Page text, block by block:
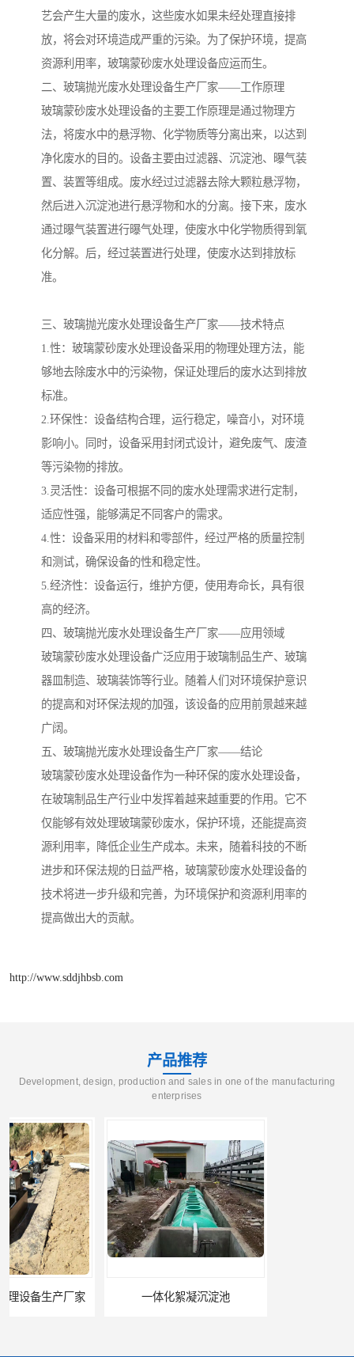
艺会产生大量的废水，这些废水如果未经处理直接排
放，将会对环境造成严重的污染。为了保护环境，提高
资源利用率，玻璃蒙砂废水处理设备应运而生。
二、玻璃抛光废水处理设备生产厂家——工作原理
玻璃蒙砂废水处理设备的主要工作原理是通过物理方
法，将废水中的悬浮物、化学物质等分离出来，以达到
净化废水的目的。设备主要由过滤器、沉淀池、曝气装
置、装置等组成。废水经过过滤器去除大颗粒悬浮物，
然后进入沉淀池进行悬浮物和水的分离。接下来，废水
通过曝气装置进行曝气处理，使废水中化学物质得到氧
化分解。后，经过装置进行处理，使废水达到排放标
准。
三、玻璃抛光废水处理设备生产厂家——技术特点
1.性：玻璃蒙砂废水处理设备采用的物理处理方法，能
够地去除废水中的污染物，保证处理后的废水达到排放
标准。
2.环保性：设备结构合理，运行稳定，噪音小，对环境
影响小。同时，设备采用封闭式设计，避免废气、废渣
等污染物的排放。
3.灵活性：设备可根据不同的废水处理需求进行定制，
适应性强，能够满足不同客户的需求。
4.性：设备采用的材料和零部件，经过严格的质量控制
和测试，确保设备的性和稳定性。
5.经济性：设备运行，维护方便，使用寿命长，具有很
高的经济。
四、玻璃抛光废水处理设备生产厂家——应用领域
玻璃蒙砂废水处理设备广泛应用于玻璃制品生产、玻璃
器皿制造、玻璃装饰等行业。随着人们对环境保护意识
的提高和对环保法规的加强，该设备的应用前景越来越
广阔。
五、玻璃抛光废水处理设备生产厂家——结论
玻璃蒙砂废水处理设备作为一种环保的废水处理设备，
在玻璃制品生产行业中发挥着越来越重要的作用。它不
仅能够有效处理玻璃蒙砂废水，保护环境，还能提高资
源利用率，降低企业生产成本。未来，随着科技的不断
进步和环保法规的日益严格，玻璃蒙砂废水处理设备的
技术将进一步升级和完善，为环境保护和资源利用率的
提高做出大的贡献。
http://www.sddjhbsb.com
产品推荐
Development, design, production and sales in one of the manufacturing
enterprises
一体化絮凝沉淀池
印刷厂污水处理设备 二级生化污水处理设备
污水提升泵站 口腔科污水处理设备
风景区生活污水处理一体
化设备
一体化污水处理设备
无动力一体化污水处理设 服务区一体化污水处理设
备
成套生活污水处理设备 小型污水处理设备
肉制品加工污水处理设备 农村一体化污水处理设备
微动力污水处理设备 集中式生活污水处理设备
接触式一体化污水处理设 化粪池一体化污水处理设
淀粉污水处理设备 塑料污水处理设备
净水设备反渗透 奶制品加工污水处理设备
喷漆污水处理设备 污水处理设备设备生产厂
家
屠宰场一体化污水处设备
生产厂家
餐厨垃圾污水处理设备
洗车污水处理设备
熟食厂污水处理设备 美容院一体化污水处理设
备
汽车污水处理设备 你猜生活污水处理设备
农村生活污水处理设备
疗养院污水处理设备 屠宰场污水处理
生活污水处理设备 医疗污水处理设备
风景区生活一体化设备 纺织印染废水
豆制品污水